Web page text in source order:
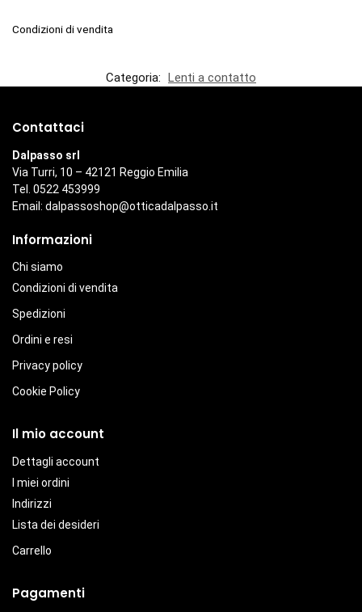
Condizioni di vendita
Categoria: Lenti a contatto
Contattaci
Dalpasso srl
Via Turri, 10 – 42121 Reggio Emilia
Tel. 0522 453999
Email: dalpassoshop@otticadalpasso.it
Informazioni
Chi siamo
Condizioni di vendita
Spedizioni
Ordini e resi
Privacy policy
Cookie Policy
Il mio account
Dettagli account
I miei ordini
Indirizzi
Lista dei desideri
Carrello
Pagamenti